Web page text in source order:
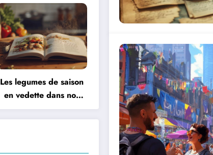
Les legumes de saison
en vedette dans nos
recettes